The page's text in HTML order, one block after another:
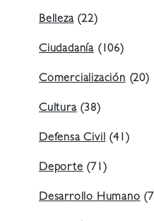
Belleza(22)
Ciudadanía (106)
Comercialización(20)
Cultura(38)
Defensa Civil(41)
Deporte(71)
Desarrollo Humano